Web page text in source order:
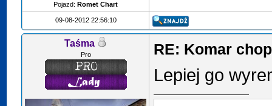
Pojazd: Romet Chart
09-08-2012 22:56:10
Taśma
Pro RE: Komar
Lepiej go